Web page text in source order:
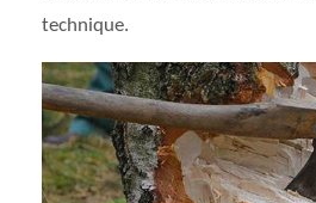
technique.